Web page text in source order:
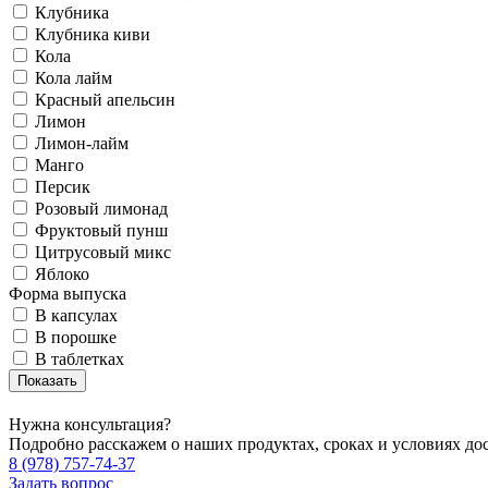
Клубника
Клубника киви
Кола
Кола лайм
Красный апельсин
Лимон
Лимон-лайм
Манго
Персик
Розовый лимонад
Фруктовый пунш
Цитрусовый микс
Яблоко
Форма выпуска
В капсулах
В порошке
В таблетках
Нужна консультация?
Подробно расскажем о наших продуктах, сроках и условиях
8 (978) 757-74-37
Задать вопрос